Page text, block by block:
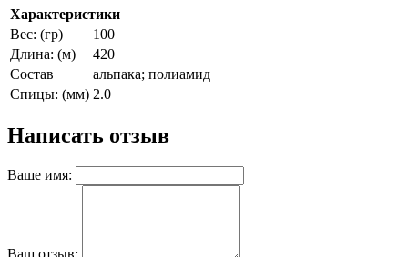
Характеристики
Вес: (гр)
100
Длина: (м)
420
Состав
альпака; полиамид
Спицы: (мм) 2.0
Написать отзыв
Ваше имя:
Ваш отзыв: